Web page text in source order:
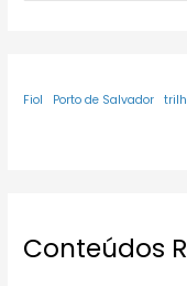
Fiol Porto de Salvador
Conteúdos